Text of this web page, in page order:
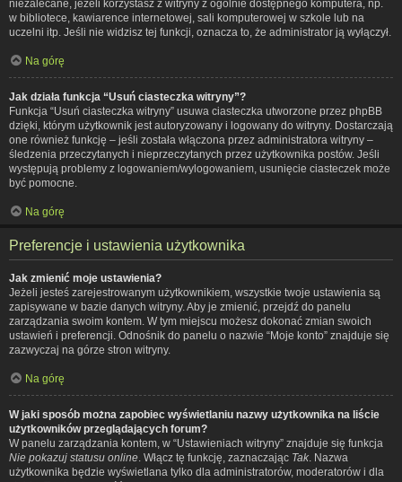
niezalecane, jeżeli korzystasz z witryny z ogólnie dostępnego komputera, np.
w bibliotece, kawiarence internetowej, sali komputerowej w szkole lub na
uczelni itp. Jeśli nie widzisz tej funkcji, oznacza to, że administrator ją wyłączył.
Na górę
Jak działa funkcja “Usuń ciasteczka witryny”?
Funkcja “Usuń ciasteczka witryny” usuwa ciasteczka utworzone przez phpBB
dzięki, którym użytkownik jest autoryzowany i logowany do witryny. Dostarczają
one również funkcję – jeśli została włączona przez administratora witryny –
śledzenia przeczytanych i nieprzeczytanych przez użytkownika postów. Jeśli
występują problemy z logowaniem/wylogowaniem, usunięcie ciasteczek może
być pomocne.
Na górę
Preferencje i ustawienia użytkownika
Jak zmienić moje ustawienia?
Jeżeli jesteś zarejestrowanym użytkownikiem, wszystkie twoje ustawienia są
zapisywane w bazie danych witryny. Aby je zmienić, przejdź do panelu
zarządzania swoim kontem. W tym miejscu możesz dokonać zmian swoich
ustawień i preferencji. Odnośnik do panelu o nazwie “Moje konto” znajduje się
zazwyczaj na górze stron witryny.
Na górę
W jaki sposób można zapobiec wyświetlaniu nazwy użytkownika na liście
użytkowników przeglądających forum?
W panelu zarządzania kontem, w “Ustawieniach witryny” znajduje się funkcja
Nie pokazuj statusu online . Włącz tę funkcję, zaznaczając Tak . Nazwa
użytkownika będzie wyświetlana tylko dla administratorów, moderatorów i dla